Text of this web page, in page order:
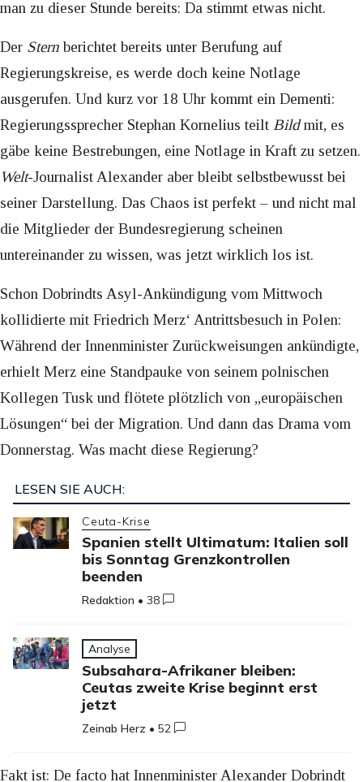
man zu dieser Stunde bereits: Da stimmt etwas nicht.
Der Sternberichtet bereits unter Berufung auf
Regierungskreise, es werde doch keine Notlage
ausgerufen. Und kurz vor 18 Uhr kommt ein Dementi:
Regierungssprecher Stephan Kornelius teilt Bildmit, es
gäbe keine Bestrebungen, eine Notlage in Kraft zu setzen.
Welt-Journalist Alexander aber bleibt selbstbewusst bei
seiner Darstellung. Das Chaos ist perfekt – und nicht mal
die Mitglieder der Bundesregierung scheinen
untereinander zu wissen, was jetzt wirklich los ist.
Schon Dobrindts Asyl-Ankündigung vom Mittwoch
kollidierte mit Friedrich Merz‘ Antrittsbesuch in Polen:
Während der Innenminister Zurückweisungen ankündigte,
erhielt Merz eine Standpauke von seinem polnischen
Kollegen Tusk und flötete plötzlich von „europäischen
Lösungen“ bei der Migration. Und dann das Drama vom
Donnerstag. Was macht diese Regierung?
LESEN SIE AUCH:
Ceuta-Krise
Spanien stellt Ultimatum: Italien soll
bis Sonntag Grenzkontrollen
beenden
Redaktion •38
Analyse
Subsahara-Afrikaner bleiben:
Ceutas zweite Krise beginnt erst
jetzt
Zeinab Herz •52
Fakt ist: De facto hat Innenminister Alexander Dobrindt